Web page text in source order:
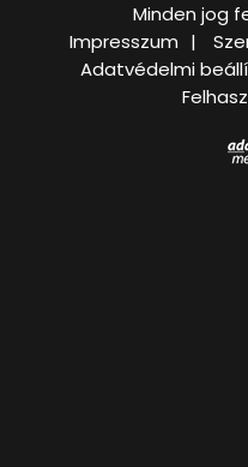
Minden jog
Impresszum
Adatvédelmi